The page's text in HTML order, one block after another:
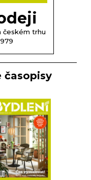
českém trhu
časopisy